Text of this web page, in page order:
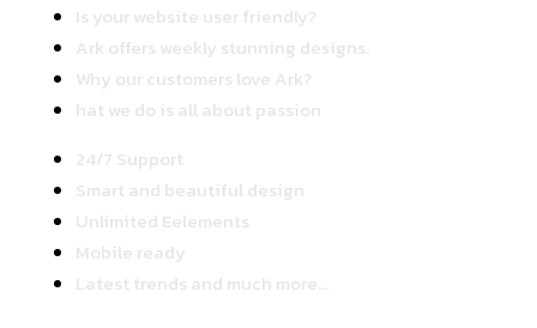
Is your website user friendly?
Ark offers weekly stunning designs.
Why our customers love Ark?
hat we do is all about passion
24/7 Support
Smart and beautiful design
Unlimited Eelements
Mobile ready
Latest trends and much more...